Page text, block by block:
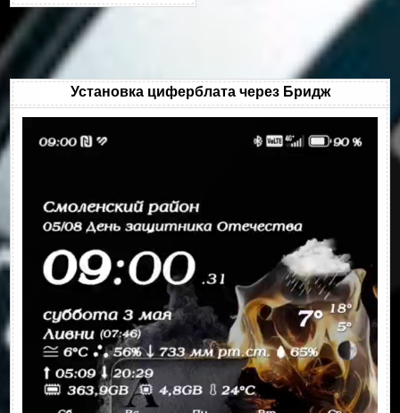
Установка циферблата через Бридж